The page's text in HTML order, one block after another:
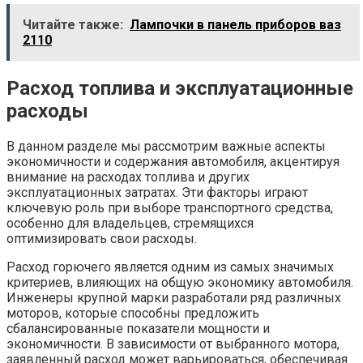
Читайте также: Лампочки в панель приборов ваз
2110
Расход топлива и эксплуатационные
расходы
В данном разделе мы рассмотрим важные аспекты
экономичности и содержания автомобиля, акцентируя
внимание на расходах топлива и других
эксплуатационных затратах. Эти факторы играют
ключевую роль при выборе транспортного средства,
особенно для владельцев, стремящихся
оптимизировать свои расходы.
Расход горючего является одним из самых значимых
критериев, влияющих на общую экономику автомобиля.
Инженеры крупной марки разработали ряд различных
моторов, которые способны предложить
сбалансированные показатели мощности и
экономичности. В зависимости от выбранного мотора,
заявленный расход может варьироваться, обеспечивая